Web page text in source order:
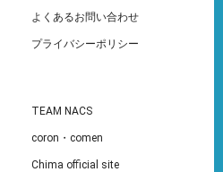
よくあるお問い合わせ
プライバシーポリシー
TEAM NACS
coron・comen
Chima official site